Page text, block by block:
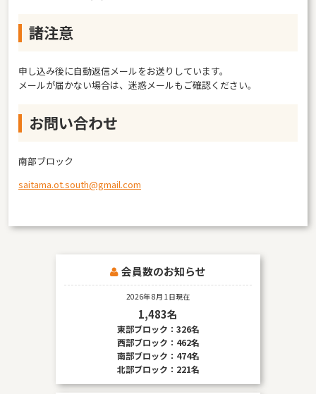
諸注意
申し込み後に自動返信メールをお送りしています。
メールが届かない場合は、迷惑メールもご確認ください。
お問い合わせ
南部ブロック
saitama.ot.south@gmail.com
会員数のお知らせ
2026年 8月 1日現在
1,483名
東部ブロック：326名
西部ブロック：462名
南部ブロック：474名
北部ブロック：221名